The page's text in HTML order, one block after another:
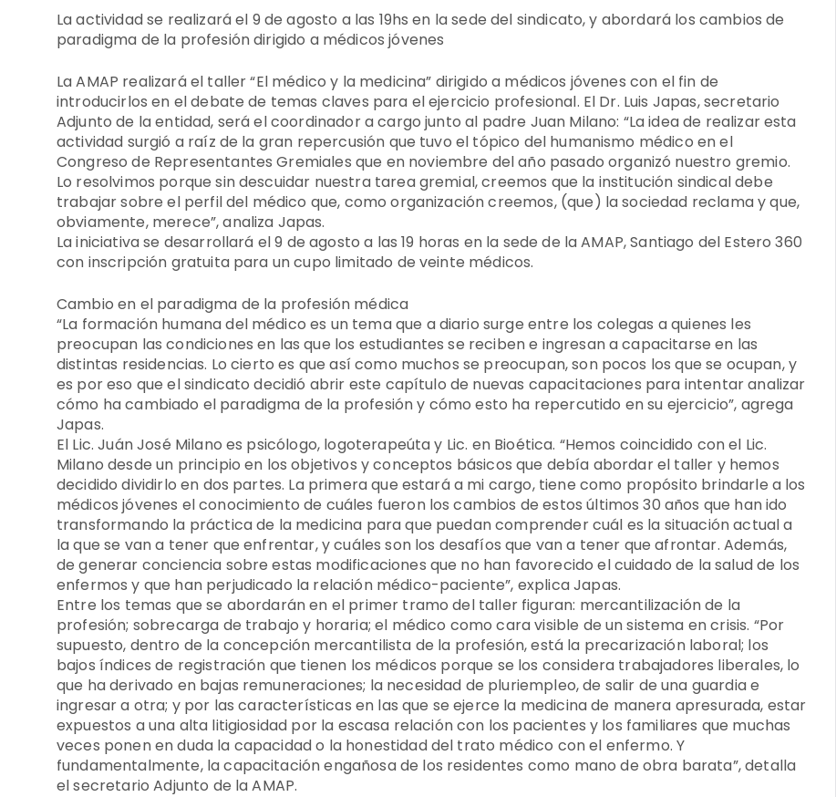
La actividad se realizará el 9 de agosto a las 19hs en la sede del sindicato, y abordará los cambios de
paradigma de la profesión dirigido a médicos jóvenes
La AMAP realizará el taller “El médico y la medicina” dirigido a médicos jóvenes con el fin de
introducirlos en el debate de temas claves para el ejercicio profesional. El Dr. Luis Japas, secretario
Adjunto de la entidad, será el coordinador a cargo junto al padre Juan Milano: “La idea de realizar esta
actividad surgió a raíz de la gran repercusión que tuvo el tópico del humanismo médico en el
Congreso de Representantes Gremiales que en noviembre del año pasado organizó nuestro gremio.
Lo resolvimos porque sin descuidar nuestra tarea gremial, creemos que la institución sindical debe
trabajar sobre el perfil del médico que, como organización creemos, (que) la sociedad reclama y que,
obviamente, merece”, analiza Japas.
La iniciativa se desarrollará el 9 de agosto a las 19 horas en la sede de la AMAP, Santiago del Estero 360
con inscripción gratuita para un cupo limitado de veinte médicos.
Cambio en el paradigma de la profesión médica
“La formación humana del médico es un tema que a diario surge entre los colegas a quienes les
preocupan las condiciones en las que los estudiantes se reciben e ingresan a capacitarse en las
distintas residencias. Lo cierto es que así como muchos se preocupan, son pocos los que se ocupan, y
es por eso que el sindicato decidió abrir este capítulo de nuevas capacitaciones para intentar analizar
cómo ha cambiado el paradigma de la profesión y cómo esto ha repercutido en su ejercicio”, agrega
Japas.
El Lic. Juán José Milano es psicólogo, logoterapeúta y Lic. en Bioética. “Hemos coincidido con el Lic.
Milano desde un principio en los objetivos y conceptos básicos que debía abordar el taller y hemos
decidido dividirlo en dos partes. La primera que estará a mi cargo, tiene como propósito brindarle a los
médicos jóvenes el conocimiento de cuáles fueron los cambios de estos últimos 30 años que han ido
transformando la práctica de la medicina para que puedan comprender cuál es la situación actual a
la que se van a tener que enfrentar, y cuáles son los desafíos que van a tener que afrontar. Además,
de generar conciencia sobre estas modificaciones que no han favorecido el cuidado de la salud de los
enfermos y que han perjudicado la relación médico-paciente”, explica Japas.
Entre los temas que se abordarán en el primer tramo del taller figuran: mercantilización de la
profesión; sobrecarga de trabajo y horaria; el médico como cara visible de un sistema en crisis. “Por
supuesto, dentro de la concepción mercantilista de la profesión, está la precarización laboral; los
bajos índices de registración que tienen los médicos porque se los considera trabajadores liberales, lo
que ha derivado en bajas remuneraciones; la necesidad de pluriempleo, de salir de una guardia e
ingresar a otra; y por las características en las que se ejerce la medicina de manera apresurada, estar
expuestos a una alta litigiosidad por la escasa relación con los pacientes y los familiares que muchas
veces ponen en duda la capacidad o la honestidad del trato médico con el enfermo. Y
fundamentalmente, la capacitación engañosa de los residentes como mano de obra barata”, detalla
el secretario Adjunto de la AMAP.